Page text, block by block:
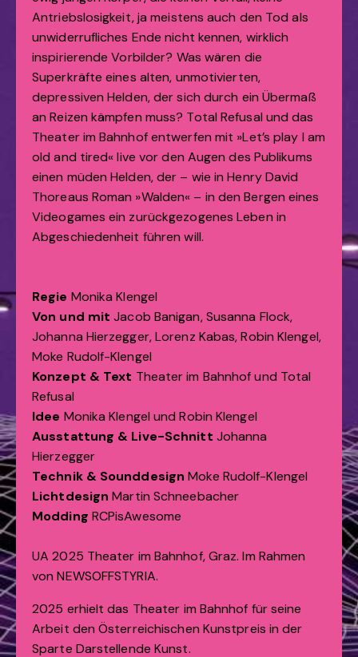
Antriebslosigkeit, ja meistens auch den Tod als
unwiderrufliches Ende nicht kennen, wirklich
inspirierende Vorbilder? Was wären die
Superkräfte eines alten, unmotivierten,
depressiven Helden, der sich durch ein Übermaß
an Reizen kämpfen muss? Total Refusal und das
Theater im Bahnhof entwerfen mit »Let’s play I am
old and tired« live vor den Augen des Publikums
einen müden Helden, der – wie in Henry David
Thoreaus Roman »Walden« – in den Bergen eines
Videogames ein zurückgezogenes Leben in
Abgeschiedenheit führen will.
Regie Monika Klengel
Von und mit Jacob Banigan, Susanna Flock,
Johanna Hierzegger, Lorenz Kabas, Robin Klengel,
Moke Rudolf-Klengel
Konzept & Text Theater im Bahnhof und Total
Refusal
Idee Monika Klengel und Robin Klengel
Ausstattung & Live-Schnitt Johanna
Hierzegger
Technik & SounddesignMoke Rudolf-Klengel
LichtdesignMartin Schneebacher
Modding RCPisAwesome
UA 2025 Theater im Bahnhof, Graz. Im Rahmen
von NEWSOFFSTYRIA.
2025 erhielt das Theater im Bahnhof für seine
Arbeit den Österreichischen Kunstpreis in der
Sparte Darstellende Kunst.